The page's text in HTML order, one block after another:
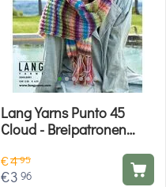
Lang Yarns Punto 45
Cloud - Breipatronen
€495
€3 96